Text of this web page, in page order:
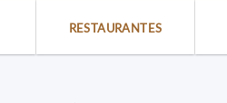
RESTAURANTES